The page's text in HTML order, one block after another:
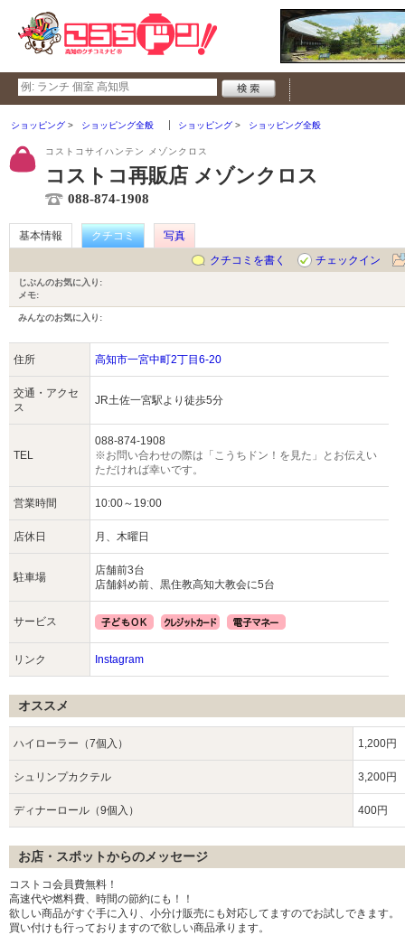
ショッピング ショッピング全般 ショッピング ショッピング全般
コストコサイハンテン メゾンクロス
コストコ再販店 メゾンクロス
088-874-1908
基本情報 クチコミ
写真
クチコミを書く
チェックイン
じぶんのお気に入り:
メモ:
みんなのお気に入り:
住所 高知市一宮中町2丁目6-20
交通・アクセ
ス
JR土佐一宮駅より徒歩5分
TEL
088-874-1908
※お問い合わせの際は「こうちドン！を見た」とお伝えい
ただければ幸いです。
営業時間 10:00～19:00
店休日 月、木曜日
駐車場
店舗前3台
店舗斜め前、黒住教高知大教会に5台
サービス
リンク Instagram
オススメ
ハイローラー（7個入） 1,200円
シュリンプカクテル 3,200円
ディナーロール（9個入） 400円
お店・スポットからのメッセージ
コストコ会員費無料！
高速代や燃料費、時間の節約にも！！
欲しい商品がすぐ手に入り、小分け販売にも対応してますのでお試しできます。
買い付けも行っておりますので欲しい商品承ります。